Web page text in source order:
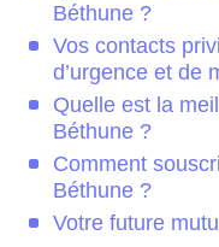
Béthune ?
Vos contacts
d’urgence et de
Quelle est la
Béthune ?
Comment
Béthune ?
Votre future